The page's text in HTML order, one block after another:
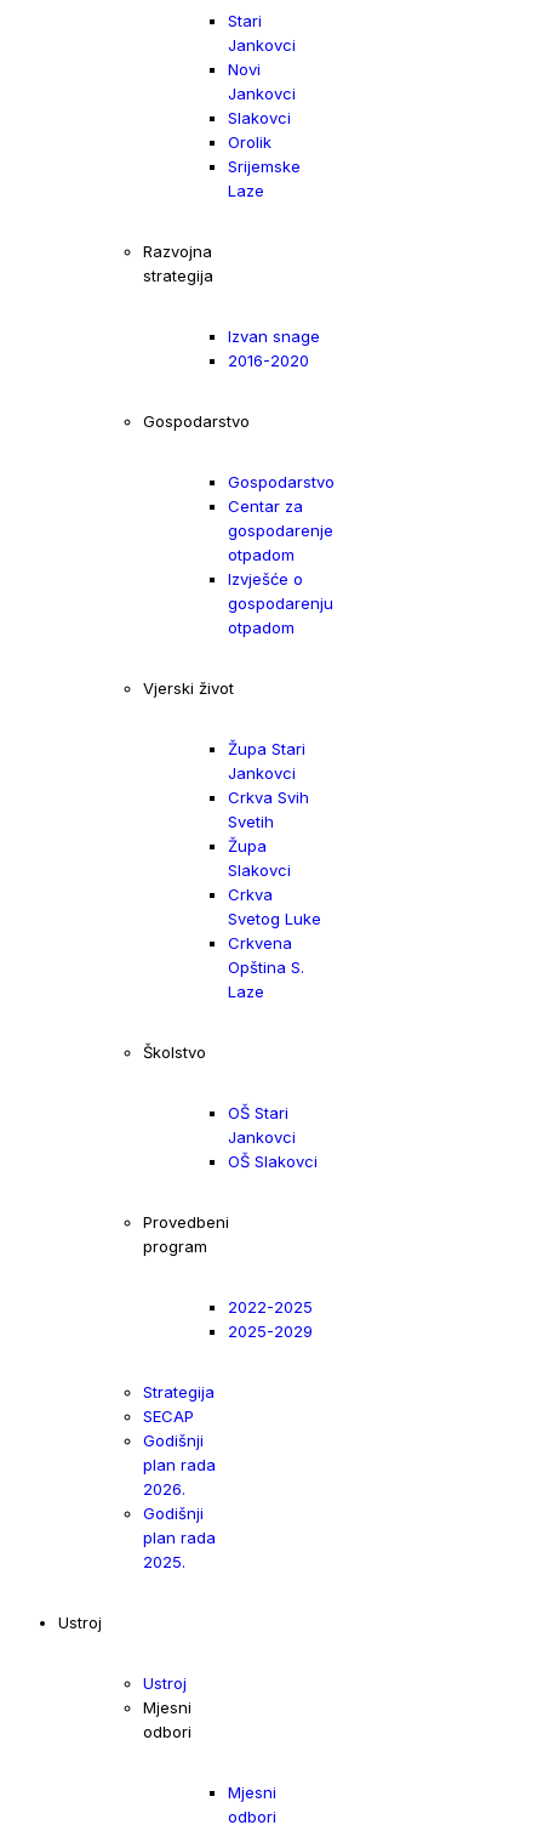
Stari
Jankovci
Novi
Jankovci
Slakovci
Orolik
Srijemske
Laze
Razvojna
strategija
Izvan snage
2016-2020
Gospodarstvo
Gospodarstvo
Centar za
gospodarenje
otpadom
Izvješće o
gospodarenju
otpadom
Vjerski život
Župa Stari
Jankovci
Crkva Svih
Svetih
Župa
Slakovci
Crkva
Svetog Luke
Crkvena
Opština S.
Laze
Školstvo
OŠ Stari
Jankovci
OŠ Slakovci
Provedbeni
program
2022-2025
2025-2029
Strategija
SECAP
Godišnji
plan rada
2026.
Godišnji
plan rada
2025.
Ustroj
Ustroj
Mjesni
odbori
Mjesni
odbori